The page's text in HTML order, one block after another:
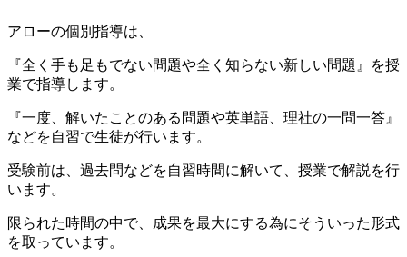
アローの個別指導は、
『全く手も足もでない問題や全く知らない新しい問題』を授
業で指導します。
『一度、解いたことのある問題や英単語、理社の一問一答』
などを自習で生徒が行います。
受験前は、過去問などを自習時間に解いて、授業で解説を行
います。
限られた時間の中で、成果を最大にする為にそういった形式
を取っています。